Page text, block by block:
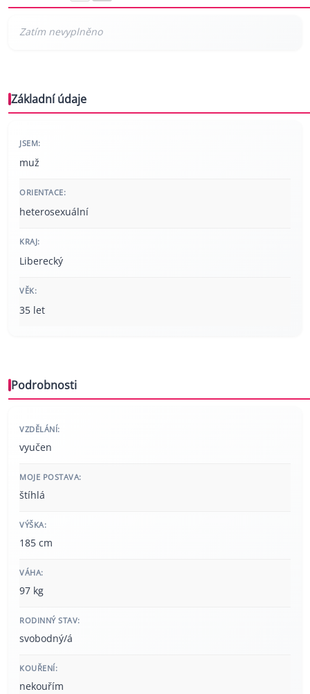
Základní údaje
JSEM:
muž
ORIENTACE:
heterosexuální
KRAJ:
Liberecký
VĚK:
35 let
Podrobnosti
VZDĚLÁNÍ:
vyučen
MOJE POSTAVA:
štíhlá
VÝŠKA:
185 cm
VÁHA:
97 kg
RODINNÝ STAV:
svobodný/á
KOUŘENÍ:
nekouřím